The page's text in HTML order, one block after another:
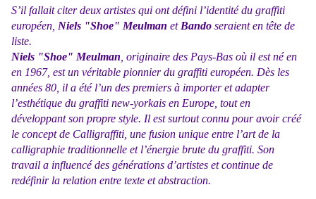
S’il fallait citer deux artistes qui ont défini l’identité du graffiti
européen, Niels "Shoe" Meulman et Bando seraient en tête de
liste.
Niels "Shoe" Meulman , originaire des Pays-Bas où il est né en
en 1967, est un véritable pionnier du graffiti européen. Dès les
années 80, il a été l’un des premiers à importer et adapter
l’esthétique du graffiti new-yorkais en Europe, tout en
développant son propre style. Il est surtout connu pour avoir créé
le concept de Calligraffiti, une fusion unique entre l’art de la
calligraphie traditionnelle et l’énergie brute du graffiti. Son
travail a influencé des générations d’artistes et continue de
redéfinir la relation entre texte et abstraction.